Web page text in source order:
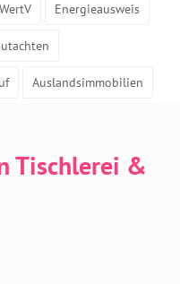
Energieausweis
Auslandsimmobilien
Tischlerei &